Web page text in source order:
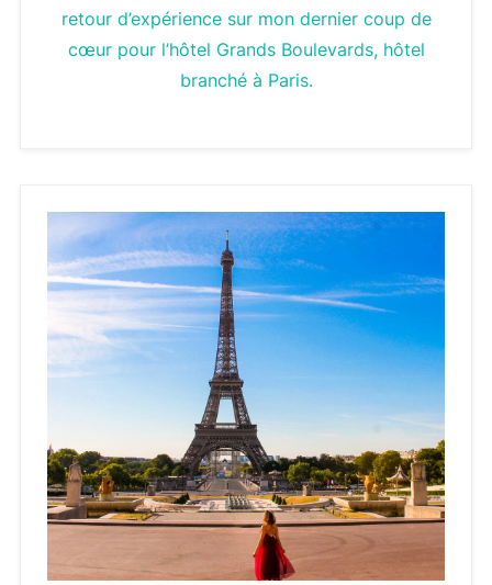
retour d’expérience sur mon dernier coup de
cœur pour l’hôtel Grands Boulevards, hôtel
branché à Paris.